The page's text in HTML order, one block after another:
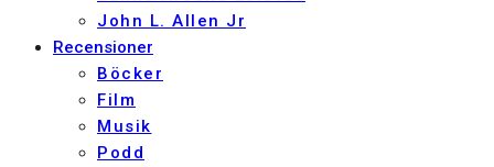
John L. Allen Jr
Recensioner
Böcker
Film
Musik
Podd